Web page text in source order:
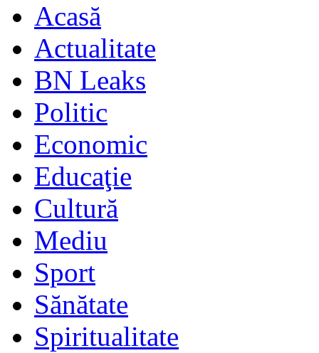
Acasă
Actualitate
BN Leaks
Politic
Economic
Educaţie
Cultură
Mediu
Sport
Sănătate
Spiritualitate